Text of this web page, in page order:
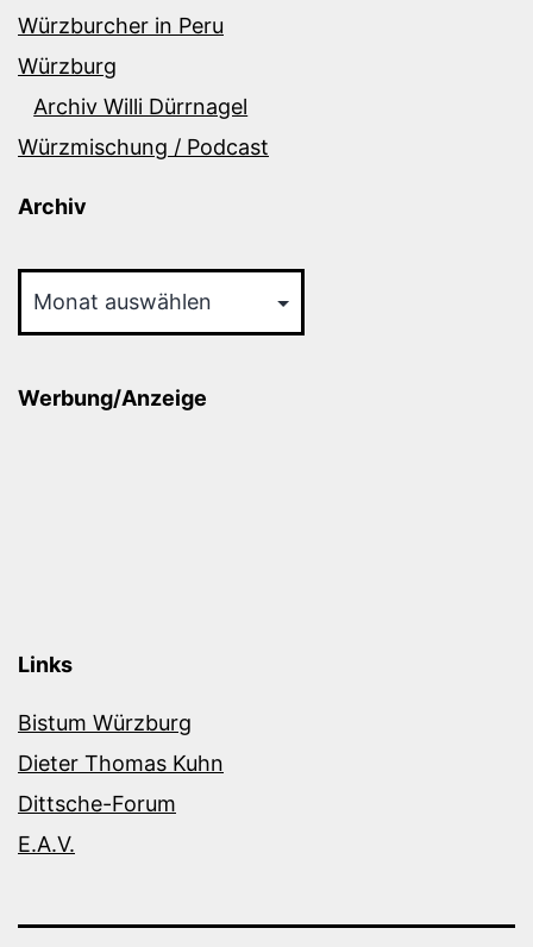
Würzburcher in Peru
Würzburg
Archiv Willi Dürrnagel
Würzmischung / Podcast
Archiv
Werbung/Anzeige
Links
Bistum Würzburg
Dieter Thomas Kuhn
Dittsche-Forum
E.A.V.